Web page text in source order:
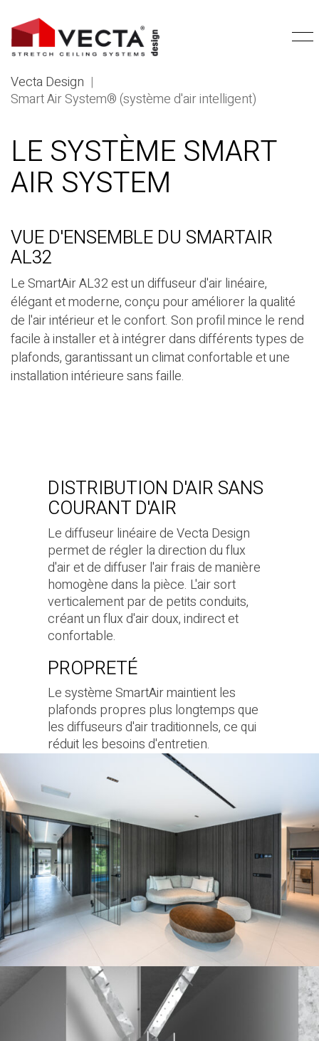
Vecta Design |
Smart Air System® (système d'air intelligent)
LE SYSTÈME SMART
AIR SYSTEM
VUE D'ENSEMBLE DU SMARTAIR
AL32
Le SmartAir AL32 est un diffuseur d'air linéaire,
élégant et moderne, conçu pour améliorer la qualité
de l'air intérieur et le confort. Son profil mince le rend
facile à installer et à intégrer dans différents types de
plafonds, garantissant un climat confortable et une
installation intérieure sans faille.
DISTRIBUTION D'AIR SANS
COURANT D'AIR
Le diffuseur linéaire de Vecta Design
permet de régler la direction du flux
d'air et de diffuser l'air frais de manière
homogène dans la pièce. L'air sort
verticalement par de petits conduits,
créant un flux d'air doux, indirect et
confortable.
PROPRETÉ
Le système SmartAir maintient les
plafonds propres plus longtemps que
les diffuseurs d'air traditionnels, ce qui
réduit les besoins d'entretien.